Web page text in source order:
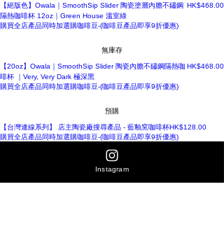
【絕版色】Owala｜SmoothSip Slider 陶瓷塗層內膽不鏽鋼
隔熱咖啡杯 12oz｜Green House 溫室綠
價格
HK$468.00
購買全店產品同時加選購咖啡豆-(咖啡豆產品即享9折優惠)
無庫存
【20oz】Owala｜SmoothSip Slider 陶瓷內膽不鏽鋼隔熱咖
啡杯 ｜Very, Very Dark 極深黑
價格
HK$468.00
購買全店產品同時加選購咖啡豆-(咖啡豆產品即享9折優惠)
預購
【台灣連線系列】 店主陶瓷廠搜尋產品 - 藍釉窯咖啡杯價格
HK$128.00
購買全店產品同時加選購咖啡豆-(咖啡豆產品即享9折優惠)
新增至購物車
Instagram